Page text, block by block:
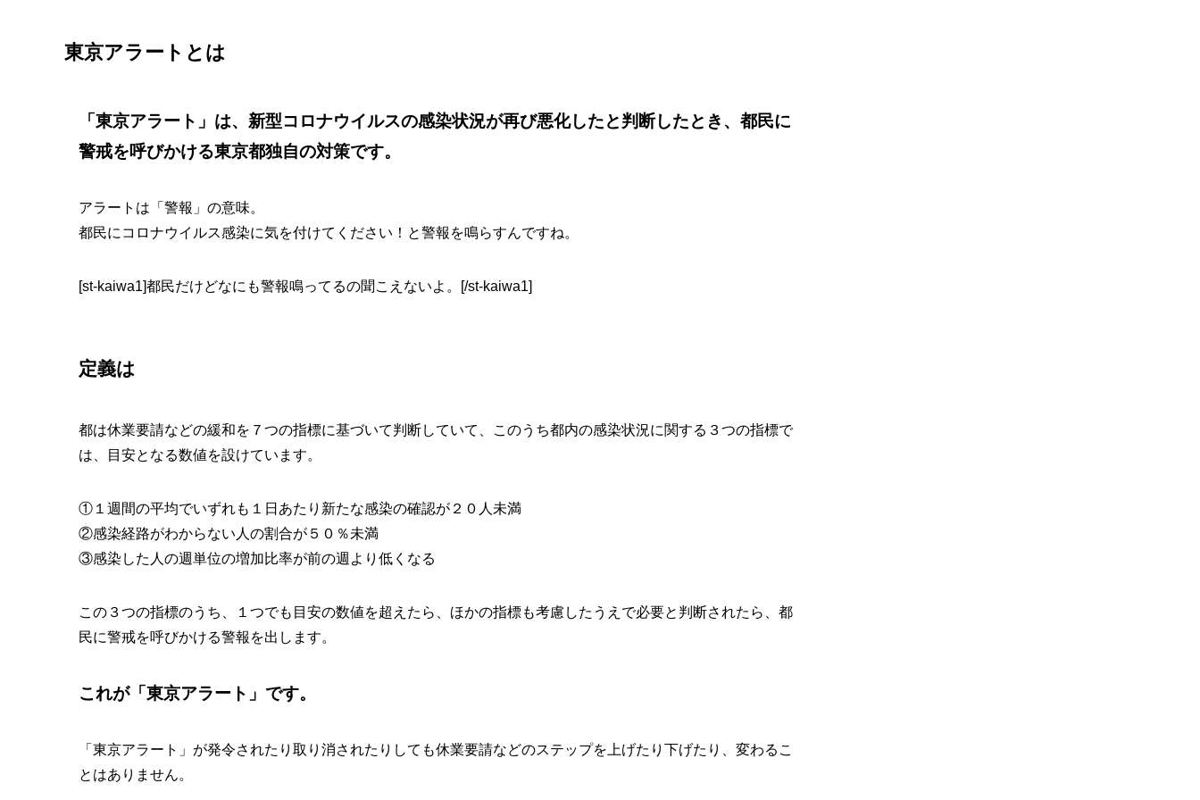
東京アラートとは
「東京アラート」は、新型コロナウイルスの感染状況が再び悪化したと判断したとき、都民に
警戒を呼びかける東京都独自の対策です。
アラートは「警報」の意味。
都民にコロナウイルス感染に気を付けてください！と警報を鳴らすんですね。
[st-kaiwa1]都民だけどなにも警報鳴ってるの聞こえないよ。[/st-kaiwa1]
定義は
都は休業要請などの緩和を７つの指標に基づいて判断していて、このうち都内の感染状況に関する３つの指標で
は、目安となる数値を設けています。
①１週間の平均でいずれも１日あたり新たな感染の確認が２０人未満
②感染経路がわからない人の割合が５０％未満
③感染した人の週単位の増加比率が前の週より低くなる
この３つの指標のうち、１つでも目安の数値を超えたら、ほかの指標も考慮したうえで必要と判断されたら、都
民に警戒を呼びかける警報を出します。
これが「東京アラート」です。
「東京アラート」が発令されたり取り消されたりしても休業要請などのステップを上げたり下げたり、変わるこ
とはありません。